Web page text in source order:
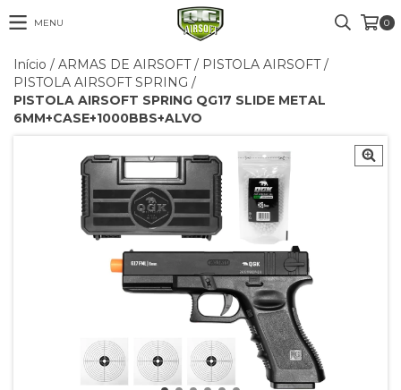
MENU 0
Início / ARMAS DE AIRSOFT / PISTOLA AIRSOFT /
PISTOLA AIRSOFT SPRING /
PISTOLA AIRSOFT SPRING QG17 SLIDE METAL
6MM+CASE+1000BBS+ALVO